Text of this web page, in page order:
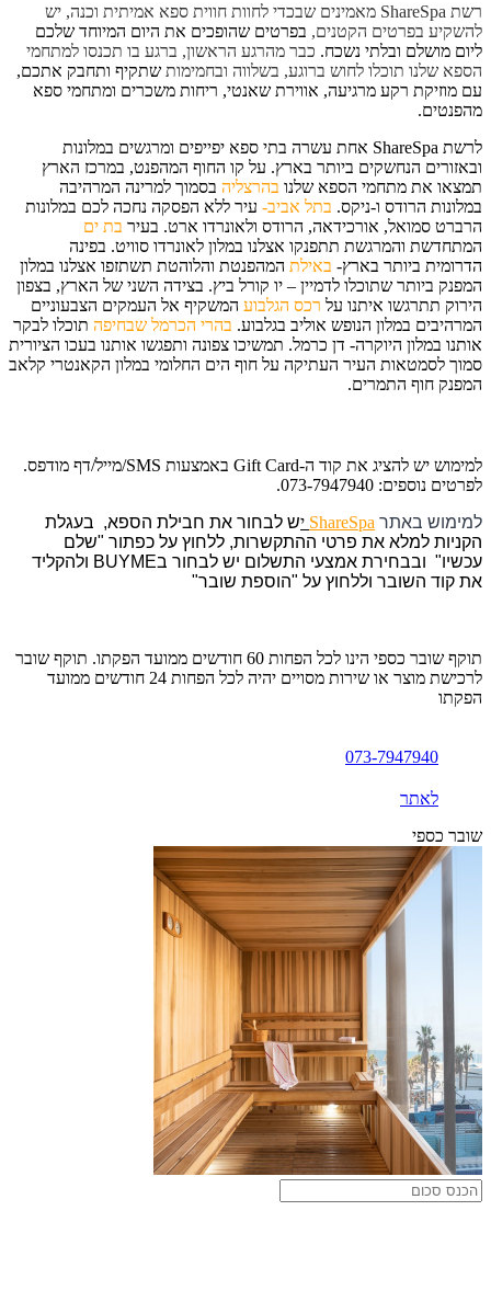
רשת ShareSpa מאמינים שבכדי לחוות חווית ספא אמיתית וכנה, יש
להשקיע בפרטים הקטנים, בפרטים שהופכים את היום המיוחד שלכם
ליום מושלם ובלתי נשכח. כבר מהרגע הראשון, ברגע בו תכנסו למתחמי
הספא שלנו תוכלו לחוש ברוגע, בשלווה ובחמימות שתקיף ותחבק אתכם,
עם מוזיקת רקע מרגיעה, אווירת שאנטי, ריחות משכרים ומתחמי ספא
מהפנטים.
לרשת ShareSpa אחת עשרה בתי ספא יפייפים ומרגשים במלונות
ובאזורים הנחשקים ביותר בארץ. על קו החוף המהפנט, במרכז הארץ
תמצאו את מתחמי הספא שלנו בהרצליה בסמוך למרינה המרהיבה
במלונות הרודס ו-ניקס. בתל אביב- עיר ללא הפסקה נחכה לכם במלונות
הרברט סמואל, אורכידאה, הרודס ולאונרדו ארט. בעיר בת ים
המתחדשת והמרגשת תתפנקו אצלנו במלון לאונרדו סוויט. בפינה
הדרומית ביותר בארץ- באילת המהפנטת והלוהטת תשתזפו אצלנו במלון
המפנק ביותר שתוכלו לדמיין – יו קורל ביץ. בצידה השני של הארץ, בצפון
הירוק תתרגשו איתנו על רכס הגלבוע המשקיף אל העמקים הצבעוניים
המרהיבים במלון הנופש אוליב בגלבוע. בהרי הכרמל שבחיפה תוכלו לבקר
אותנו במלון היוקרה- דן כרמל. תמשיכו צפונה ותפגשו אותנו בעכו הציורית
סמוך לסמטאות העיר העתיקה על חוף הים החלומי במלון הקאנטרי קלאב
המפנק חוף התמרים.
למימוש יש להציג את קוד ה-Gift Card באמצעות SMS/מייל/דף מודפס.
לפרטים נוספים: 073-7947940.
למימוש באתר ShareSpa יש לבחור את חבילת הספא, בעגלת
הקניות למלא את פרטי ההתקשרות, ללחוץ על כפתור "שלם
עכשיו" ובבחירת אמצעי התשלום יש לבחור בBUYME ולהקליד
את קוד השובר וללחוץ על "הוספת שובר"
תוקף שובר כספי הינו לכל הפחות 60 חודשים ממועד הפקתו. תוקף שובר
לרכישת מוצר או שירות מסויים יהיה לכל הפחות 24 חודשים ממועד
הפקתו
073-7947940
לאתר
שובר כספי